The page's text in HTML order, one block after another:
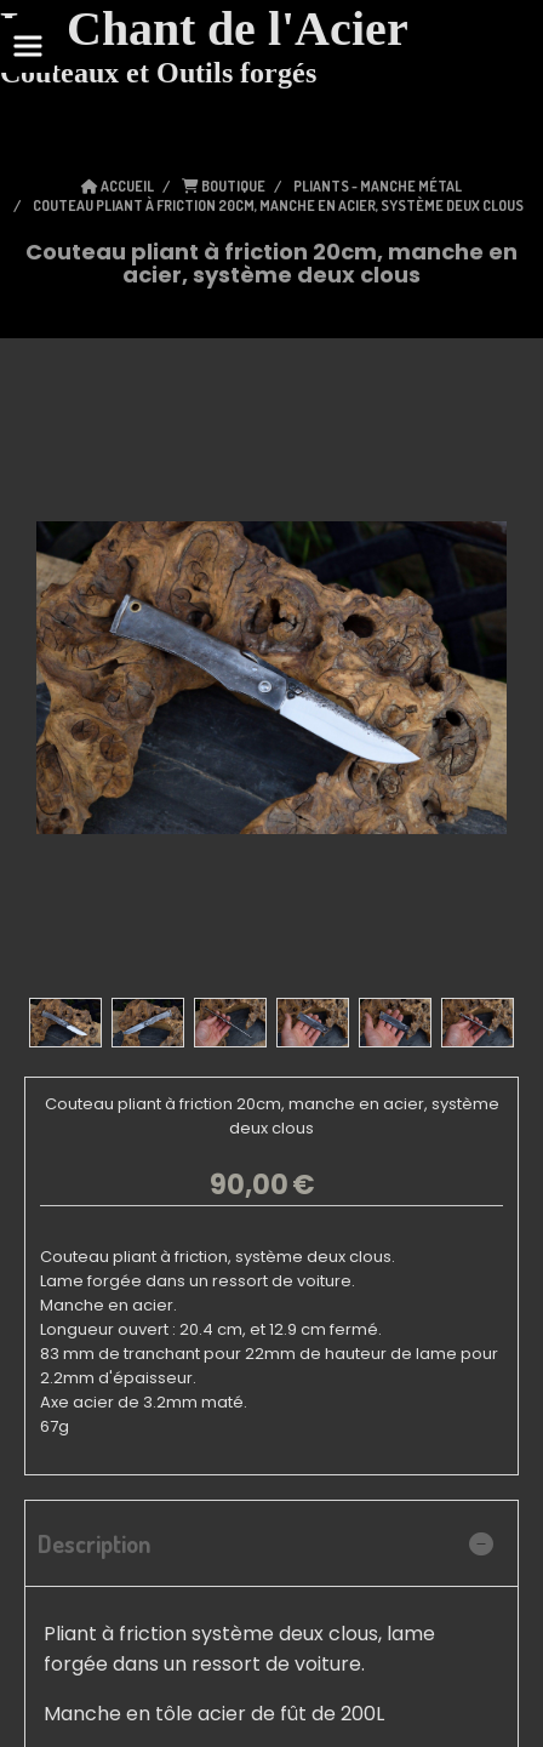
Le Chant de l'Acier
Couteaux et Outils forgés
ACCUEIL BOUTIQUE
PLIANTS - MANCHE MÉTAL
COUTEAU PLIANT À FRICTION 20CM, MANCHE EN ACIER, SYSTÈME DEUX CLOUS
Couteau pliant à friction 20cm, manche en
acier, système deux clous
Couteau pliant à friction 20cm, manche en acier, système
deux clous
90,00€
Couteau pliant à friction, système deux clous.
Lame forgée dans un ressort de voiture.
Manche en acier.
Longueur ouvert : 20.4 cm, et 12.9 cm fermé.
83 mm de tranchant pour 22mm de hauteur de lame pour
2.2mm d'épaisseur.
Axe acier de 3.2mm maté.
67g
Description
Pliant à friction système deux clous, lame
forgée dans un ressort de voiture.
Manche en tôle acier de fût de 200L